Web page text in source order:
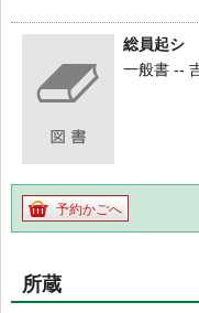
総員起シ
一般書 --
予約かごへ
所蔵